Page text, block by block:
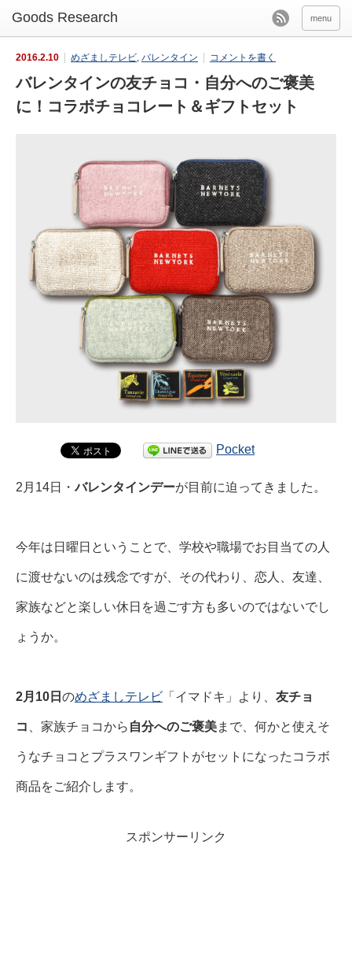
menu
2016.2.10 めざましテレビ, バレンタイン コメントを書く
バレンタインの友チョコ・自分へのご褒美
に！コラボチョコレート＆ギフトセット
Pocket
2月14日・バレンタインデーが目前に迫ってきました。
今年は日曜日ということで、学校や職場でお目当ての人
に渡せないのは残念ですが、その代わり、恋人、友達、
家族などと楽しい休日を過ごす方も多いのではないでし
ょうか。
2月10日 のめざましテレビ 「イマドキ」より、 友チョ
コ 、家族チョコから 自分へのご褒美まで、何かと使えそ
うなチョコとプラスワンギフトがセットになったコラボ
商品をご紹介します。
スポンサーリンク